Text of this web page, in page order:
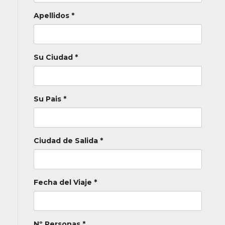
Apellidos *
Su Ciudad *
Su Pais *
Ciudad de Salida *
Fecha del Viaje *